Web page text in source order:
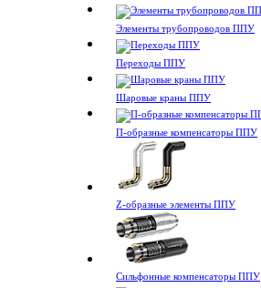
Элементы трубопроводов ППУ
Переходы ППУ
Шаровые краны ППУ
П-образные компенсаторы ППУ
Z-образные элементы ППУ
Сильфонные компенсаторы ППУ